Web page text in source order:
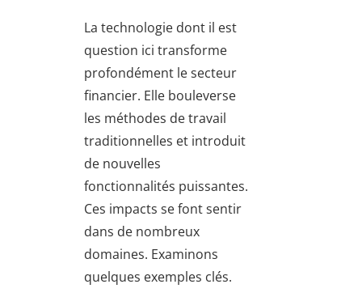
La technologie dont il est
question ici transforme
profondément le secteur
financier. Elle bouleverse
les méthodes de travail
traditionnelles et introduit
de nouvelles
fonctionnalités puissantes.
Ces impacts se font sentir
dans de nombreux
domaines. Examinons
quelques exemples clés.